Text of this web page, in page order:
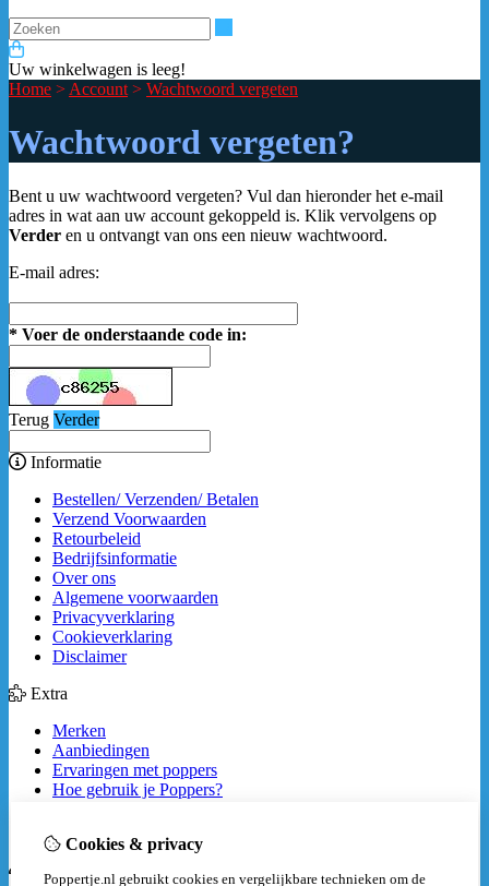
Uw winkelwagen is leeg!
Home > Account > Wachtwoord vergeten
Wachtwoord vergeten?
Bent u uw wachtwoord vergeten? Vul dan hieronder het e-mail
adres in wat aan uw account gekoppeld is. Klik vervolgens op
Verder en u ontvangt van ons een nieuw wachtwoord.
E-mail adres:
* Voer de onderstaande code in:
Terug Verder
Informatie
Bestellen/ Verzenden/ Betalen
Verzend Voorwaarden
Retourbeleid
Bedrijfsinformatie
Over ons
Algemene voorwaarden
Privacyverklaring
Cookieverklaring
Disclaimer
Extra
Merken
Aanbiedingen
Ervaringen met poppers
Hoe gebruik je Poppers?
Cookies & privacy
Poppertje.nl gebruikt cookies en vergelijkbare technieken om de